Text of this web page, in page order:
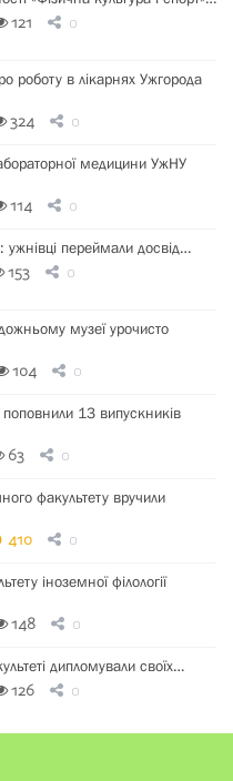
121 0
роботу в лікарнях Ужгорода
324 0
медицини УжНУ
114 0
переймали досвід…
153 0
музеї урочисто
104 0
13 випускників
63 0
факультету вручили
410 0
іноземної філології
148 0
дипломували своїх…
126 0